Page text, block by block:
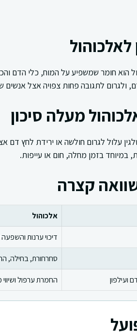
הוא חומר שמשפיע על המוח, כלי הדם
לתגובה פחות צפויה אצל אנשים
מעלה סיכון
עלול לגרום חולשה או ירידת לחץ דם
במיוחד בזמן מחלה, חום או עייפות.
קצרה
אלכוהול
דיכוי ערנות
סחרחורת, בחילה,
ועילפון החמרת ערפול